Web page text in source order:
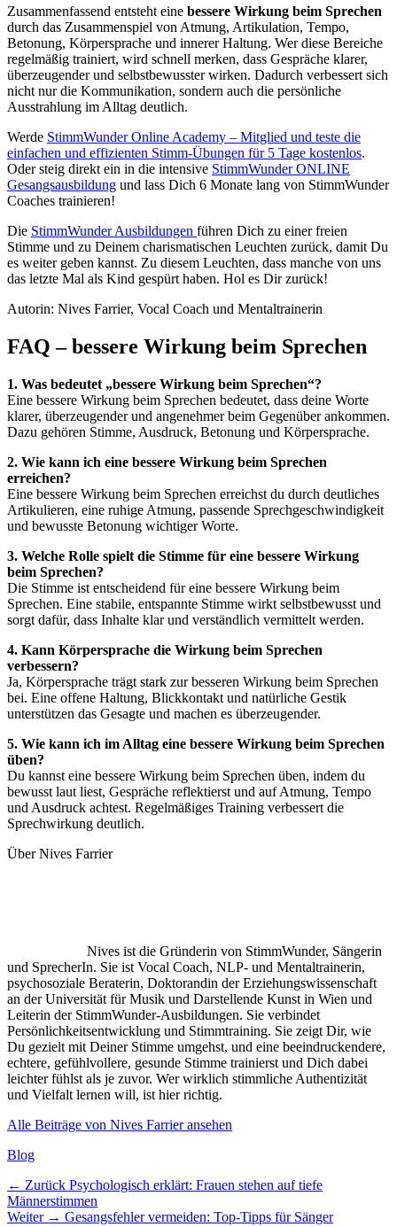
Zusammenfassend entsteht eine bessere Wirkung beim Sprechen
durch das Zusammenspiel von Atmung, Artikulation, Tempo,
Betonung, Körpersprache und innerer Haltung. Wer diese Bereiche
regelmäßig trainiert, wird schnell merken, dass Gespräche klarer,
überzeugender und selbstbewusster wirken. Dadurch verbessert sich
nicht nur die Kommunikation, sondern auch die persönliche
Ausstrahlung im Alltag deutlich.
Werde StimmWunder Online Academy – Mitglied und teste die
einfachen und effizienten Stimm-Übungen für 5 Tage kostenlos.
Oder steig direkt ein in die intensive StimmWunder ONLINE
Gesangsausbildung und lass Dich 6 Monate lang von StimmWunder
Coaches trainieren!
Die StimmWunder Ausbildungen führen Dich zu einer freien
Stimme und zu Deinem charismatischen Leuchten zurück, damit Du
es weiter geben kannst. Zu diesem Leuchten, dass manche von uns
das letzte Mal als Kind gespürt haben. Hol es Dir zurück!
Autorin: Nives Farrier, Vocal Coach und Mentaltrainerin
FAQ – bessere Wirkung beim Sprechen
1. Was bedeutet „bessere Wirkung beim Sprechen“?
Eine bessere Wirkung beim Sprechen bedeutet, dass deine Worte
klarer, überzeugender und angenehmer beim Gegenüber ankommen.
Dazu gehören Stimme, Ausdruck, Betonung und Körpersprache.
2. Wie kann ich eine bessere Wirkung beim Sprechen
erreichen?
Eine bessere Wirkung beim Sprechen erreichst du durch deutliches
Artikulieren, eine ruhige Atmung, passende Sprechgeschwindigkeit
und bewusste Betonung wichtiger Worte.
3. Welche Rolle spielt die Stimme für eine bessere Wirkung
beim Sprechen?
Die Stimme ist entscheidend für eine bessere Wirkung beim
Sprechen. Eine stabile, entspannte Stimme wirkt selbstbewusst und
sorgt dafür, dass Inhalte klar und verständlich vermittelt werden.
4. Kann Körpersprache die Wirkung beim Sprechen
verbessern?
Ja, Körpersprache trägt stark zur besseren Wirkung beim Sprechen
bei. Eine offene Haltung, Blickkontakt und natürliche Gestik
unterstützen das Gesagte und machen es überzeugender.
5. Wie kann ich im Alltag eine bessere Wirkung beim Sprechen
üben?
Du kannst eine bessere Wirkung beim Sprechen üben, indem du
bewusst laut liest, Gespräche reflektierst und auf Atmung, Tempo
und Ausdruck achtest. Regelmäßiges Training verbessert die
Sprechwirkung deutlich.
Über Nives Farrier
Nives ist die Gründerin von StimmWunder, Sängerin
und SprecherIn. Sie ist Vocal Coach, NLP- und Mentaltrainerin,
psychosoziale Beraterin, Doktorandin der Erziehungswissenschaft
an der Universität für Musik und Darstellende Kunst in Wien und
Leiterin der StimmWunder-Ausbildungen. Sie verbindet
Persönlichkeitsentwicklung und Stimmtraining. Sie zeigt Dir, wie
Du gezielt mit Deiner Stimme umgehst, und eine beeindruckendere,
echtere, gefühlvollere, gesunde Stimme trainierst und Dich dabei
leichter fühlst als je zuvor. Wer wirklich stimmliche Authentizität
und Vielfalt lernen will, ist hier richtig.
Alle Beiträge von Nives Farrier ansehen
Kategorien
Blog
Beitragsnavigation
← Zurück Vorheriger
Beitrag:
Psychologisch erklärt: Frauen stehen auf tiefe
Männerstimmen
Weiter → Nächster
Gesangsfehler vermeiden: Top-Tipps für Sänger